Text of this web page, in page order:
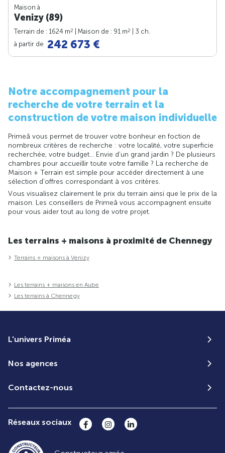
Maison à
Venizy (89)
Terrain de : 1624 m2 | Maison de : 91 m2
| 3 ch.
à partir de 242 673 €
Notre accompagnement pour la
recherche de votre terrain et la
construction de votre maison individuelle
Primeâ vous permet de trouver votre bonheur en foction de
nombreux critères de recherche : votre localité, votre superficie
recherchée, votre budget... Envie d'un grand jardin ? De plusieurs
chambres pour accueillir toute votre famille ? La recherche de
Maison + Terrain est simple pour accéder directement à une
sélection d'offres correspondant à vos critères.
Vous visualisez clairement le prix du terrain ainsi que le prix de la
maison. Les conseillers de Primeâ vous accompagnent ensuite
pour vous aider tout au long de votre projet.
Les terrains + maisons à proximité de Chennegy
Terrains + maisons à Venizy
Les terrains + maisons en Aube
Les terrains à Chennegy
L'univers Priméa
Nos agences
Contactez-nous
Réseaux sociaux